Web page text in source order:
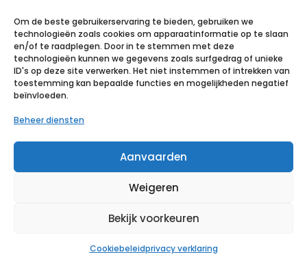
Om de beste gebruikerservaring te bieden, gebruiken we
technologieën zoals cookies om apparaatinformatie op te slaan
en/of te raadplegen. Door in te stemmen met deze
technologieën kunnen we gegevens zoals surfgedrag of unieke
ID's op deze site verwerken. Het niet instemmen of intrekken van
toestemming kan bepaalde functies en mogelijkheden negatief
beïnvloeden.
Beheer diensten
Aanvaarden
Weigeren
Bekijk voorkeuren
Cookiebeleidprivacy verklaring
STERILUX ES
10x10cm 8l.st.
25×2 p/s
Voeg toe aan verlanglijst
STERILUX ES
5x5cm 12l.nst.
Voeg toe aan verlanglijst